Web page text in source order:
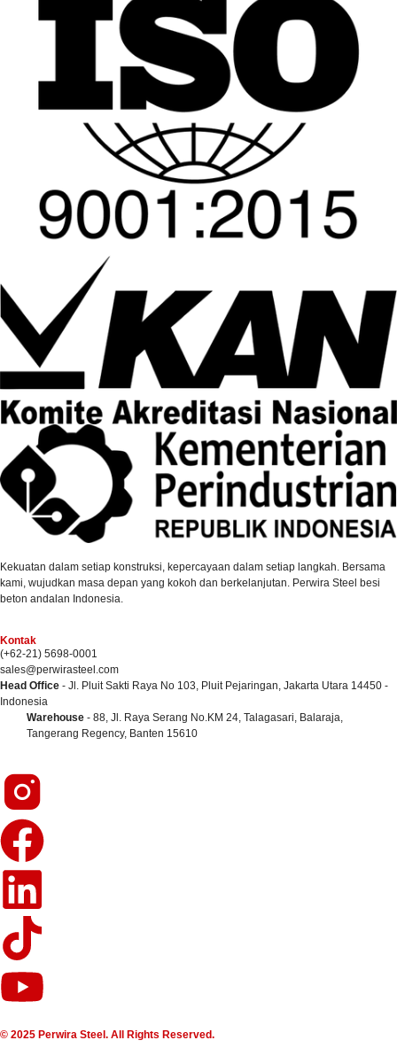
Kekuatan dalam setiap konstruksi, kepercayaan dalam setiap langkah. Bersama
kami, wujudkan masa depan yang kokoh dan berkelanjutan. Perwira Steel besi
beton andalan Indonesia.
Kontak
(+62-21) 5698-0001
sales@perwirasteel.com
Head Office - Jl. Pluit Sakti Raya No 103, Pluit Pejaringan, Jakarta Utara 14450 -
Indonesia
Warehouse - 88, Jl. Raya Serang No.KM 24, Talagasari, Balaraja,
Tangerang Regency, Banten 15610
© 2025 Perwira Steel. All Rights Reserved.